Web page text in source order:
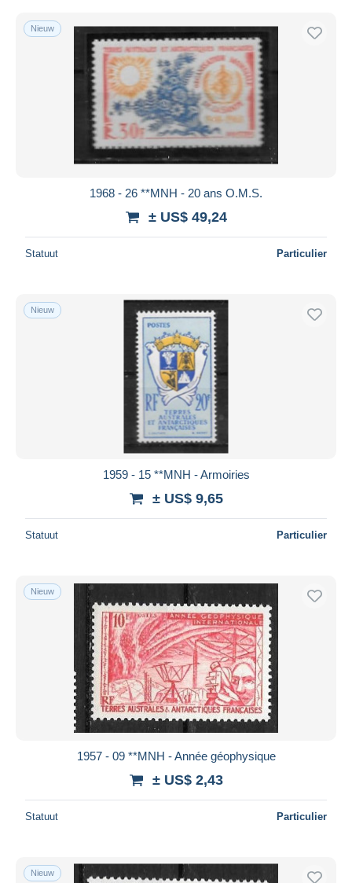
Nieuw
1968 - 26 **MNH - 20 ans O.M.S.
± US$ 49,24
Statuut Particulier
Nieuw
1959 - 15 **MNH - Armoiries
± US$ 9,65
Statuut Particulier
Nieuw
1957 - 09 **MNH - Année géophysique
± US$ 2,43
Statuut Particulier
Nieuw